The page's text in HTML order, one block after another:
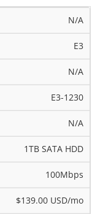
N/A
E3
N/A
E3-1230
N/A
1TB SATA HDD
100Mbps
$139.00 USD/mo